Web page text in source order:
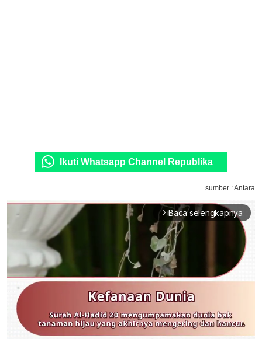
Ikuti Whatsapp Channel Republika
sumber : Antara
arrow_forward_ios Baca selengkapnya